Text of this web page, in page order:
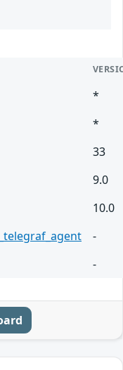
*
*
33
9.0
10.0
-
-